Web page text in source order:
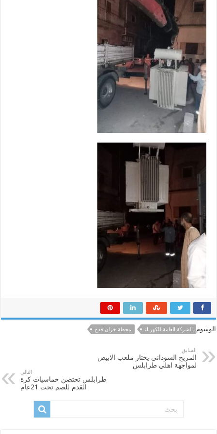
الوسوم الشركة العامة للكهرباء محطة خزان قدح
السابق
المريخ السوداني يختار ملعب الابيض
لمواجهة اهلي طرابلس
التالي
طرابلس تحتضن خماسيات كرة
القدم للصم تحت 21عام